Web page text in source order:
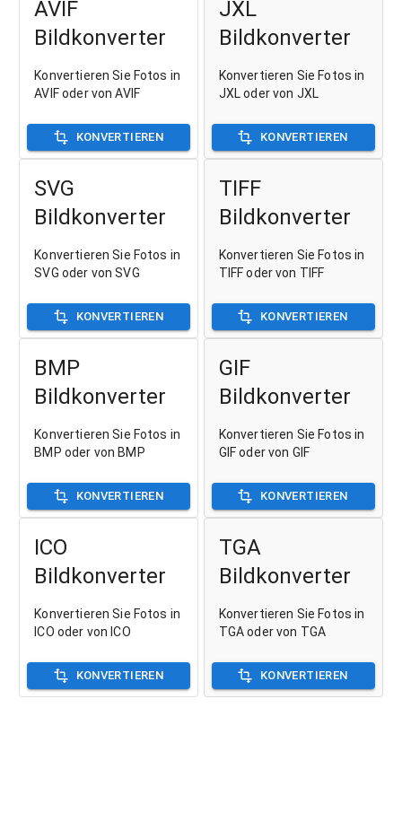
AVIF
Bildkonverter
Konvertieren Sie Fotos in
AVIF oder von AVIF
KONVERTIEREN
JXL
Bildkonverter
Konvertieren Sie Fotos in
JXL oder von JXL
KONVERTIEREN
SVG
Bildkonverter
Konvertieren Sie Fotos in
SVG oder von SVG
KONVERTIEREN
TIFF
Bildkonverter
Konvertieren Sie Fotos in
TIFF oder von TIFF
KONVERTIEREN
BMP
Bildkonverter
Konvertieren Sie Fotos in
BMP oder von BMP
KONVERTIEREN
GIF
Bildkonverter
Konvertieren Sie Fotos in
GIF oder von GIF
KONVERTIEREN
ICO
Bildkonverter
Konvertieren Sie Fotos in
ICO oder von ICO
KONVERTIEREN
TGA
Bildkonverter
Konvertieren Sie Fotos in
TGA oder von TGA
KONVERTIEREN